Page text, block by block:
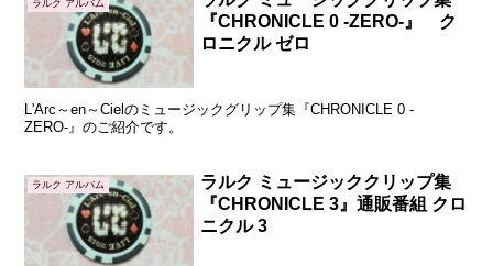
ラルク アルバム
『CHRONICLE 0 -ZERO-』 ク
ロニクル ゼロ
L'Arc～en～Cielのミュージックグリップ集『CHRONICLE 0 -
ZERO-』のご紹介です。
ラルク アルバム
ラルク ミュージッククリップ集
『CHRONICLE 3』通販番組 クロ
ニクル 3